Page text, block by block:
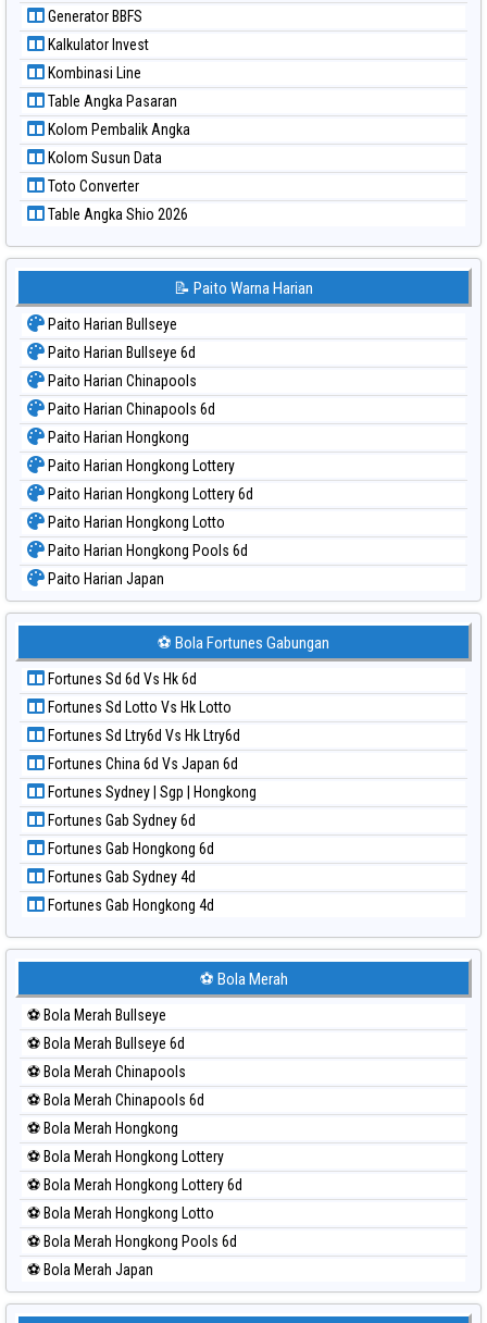
Paito Warna Sydney Lottery
Paito Warna Sydney Lottery 6d
Paito Warna Sydney Lotto
Paito Warna Sydney Pools 6d
Paito Warna Taipei
Paito Warna Taiwan
Generator BBFS
Kalkulator Invest
Kombinasi Line
Table Angka Pasaran
Kolom Pembalik Angka
Kolom Susun Data
Toto Converter
Table Angka Shio 2026
📝 Paito Warna Harian
Paito Harian Bullseye
Paito Harian Bullseye 6d
Paito Harian Chinapools
Paito Harian Chinapools 6d
Paito Harian Hongkong
Paito Harian Hongkong Lottery
Paito Harian Hongkong Lottery 6d
Paito Harian Hongkong Lotto
Paito Harian Hongkong Pools 6d
Paito Harian Japan
Paito Harian Japan 6d
Paito Harian Korea
Paito Harian Kuda Lari
Paito Harian Magnum Cambodia
Paito Harian Nagoya
Paito Harian New York Midday
Paito Harian North Carolina Day
Paito Harian Pcso
Paito Harian Pennsylvania Day
Paito Harian Sao Paulo
Paito Harian Singapore
Paito Harian Sydney
Paito Harian Sydney Lottery
Paito Harian Sydney Lottery 6d
Paito Harian Sydney Lotto
Paito Harian Sydney Pools 6d
Paito Harian Taipei
Paito Harian Taiwan
⚽ Bola Fortunes Gabungan
Fortunes Sd 6d Vs Hk 6d
Fortunes Sd Lotto Vs Hk Lotto
Fortunes Sd Ltry6d Vs Hk Ltry6d
Fortunes China 6d Vs Japan 6d
Fortunes Sydney | Sgp | Hongkong
Fortunes Gab Sydney 6d
Fortunes Gab Hongkong 6d
Fortunes Gab Sydney 4d
Fortunes Gab Hongkong 4d
⚽ Bola Merah
⚽ Bola Merah Bullseye
⚽ Bola Merah Bullseye 6d
⚽ Bola Merah Chinapools
⚽ Bola Merah Chinapools 6d
⚽ Bola Merah Hongkong
⚽ Bola Merah Hongkong Lottery
⚽ Bola Merah Hongkong Lottery 6d
⚽ Bola Merah Hongkong Lotto
⚽ Bola Merah Hongkong Pools 6d
⚽ Bola Merah Japan
⚽ Bola Merah Japan 6d